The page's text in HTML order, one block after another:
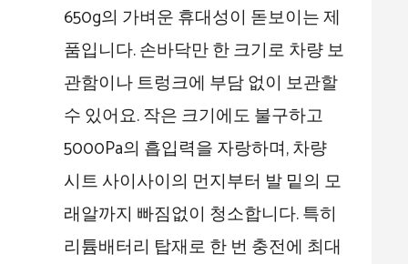
650g의 가벼운 휴대성이 돋보이는 제
품입니다. 손바닥만 한 크기로 차량 보
관함이나 트렁크에 부담 없이 보관할
수 있어요. 작은 크기에도 불구하고
5000Pa의 흡입력을 자랑하며, 차량
시트 사이사이의 먼지부터 발 밑의 모
래알까지 빠짐없이 청소합니다. 특히
리튬배터리 탑재로 한 번 충전에 최대